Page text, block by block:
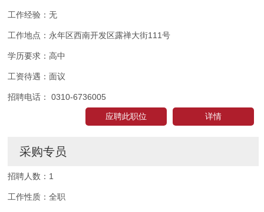
工作经验：无
工作地点： 永年区西南开发区露禅大街111号
学历要求：高中
工资待遇：面议
招聘电话： 0310-6736005
详情
应聘此职位
采购专员
招聘人数： 1
工作性质：全职